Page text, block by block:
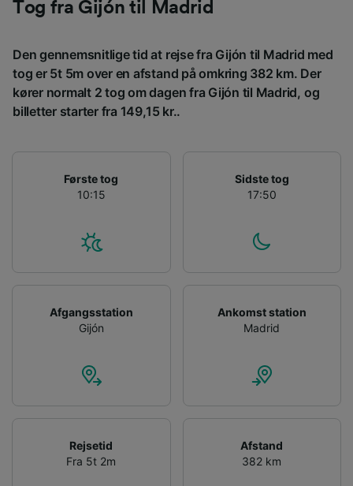
Tog fra Gijón til Madrid
Den gennemsnitlige tid at rejse fra Gijón til Madrid med
tog er 5t 5m over en afstand på omkring 382 km. Der
kører normalt 2 tog om dagen fra Gijón til Madrid, og
billetter starter fra 149,15 kr..
Første tog
10:15
Sidste tog
17:50
Afgangsstation
Gijón
Ankomst station
Madrid
Rejsetid
Fra 5t 2m
Afstand
382 km